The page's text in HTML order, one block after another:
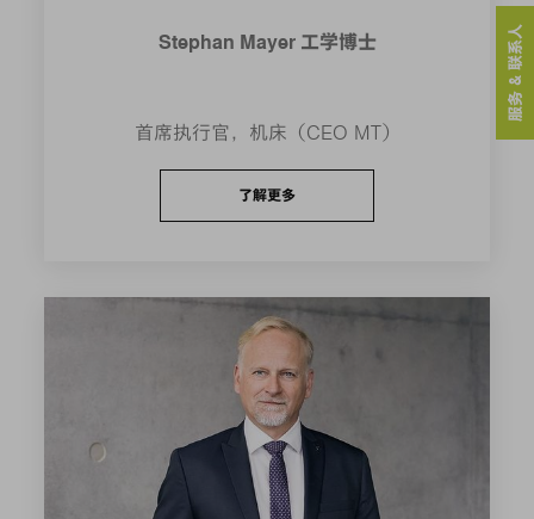
Stephan Mayer 工学博士
首席执行官，机床（CEO MT）
了解更多
服务 & 联系人